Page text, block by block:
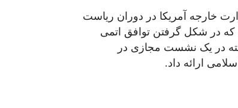
خارجه آمریکا در دوران ریاست
که در شکل گرفتن توافق اتمی
در یک نشست مجازی در
ارائه داد.